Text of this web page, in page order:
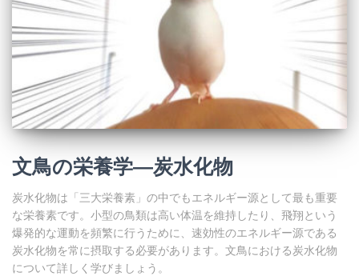
文鳥の栄養学―炭水化物
炭水化物は「三大栄養素」の中でもエネルギー源として最も重要
な栄養素です。小型の鳥類は高い体温を維持したり、飛翔という
爆発的な運動を頻繁に行うために、速効性のエネルギー源である
炭水化物を常に摂取する必要があります。文鳥における炭水化物
について詳しく学びましょう。